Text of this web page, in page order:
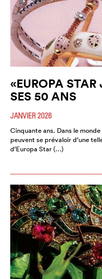
«EUROPA STAR
SES 50 ANS
JANVIER 2026
Cinquante ans. Dans le
peuvent se prévaloir d’une
d’Europa Star (…)